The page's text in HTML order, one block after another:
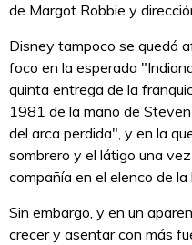
de Margot Robbie y
Disney tampoco se quedó
foco en la esperada
quinta entrega de la
1981 de la mano de
del arca perdida", y en la
sombrero y el látigo una
compañía en el elenco de
Sin embargo, y en un
crecer y asentar con más